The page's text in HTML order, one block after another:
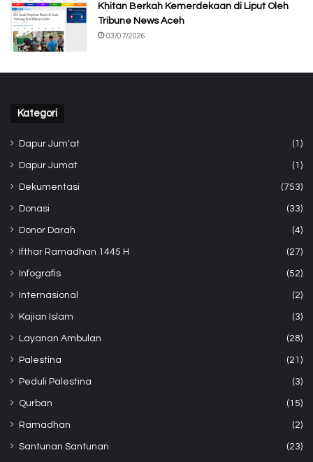
Khitan Berkah Kemerdekaan di Liput Oleh
Tribune News Aceh
03/07/2026
Kategori
Dapur Jum'at (1)
Dapur Jumat (1)
Dekumentasi (753)
Donasi (33)
Donor Darah (4)
Ifthar Ramadhan 1445 H (27)
Infografis (52)
Internasional (2)
Kajian Islam (3)
Layanan Ambulan (28)
Palestina (21)
Peduli Palestina (3)
Qurban (15)
Ramadhan (2)
Santunan Santunan (23)